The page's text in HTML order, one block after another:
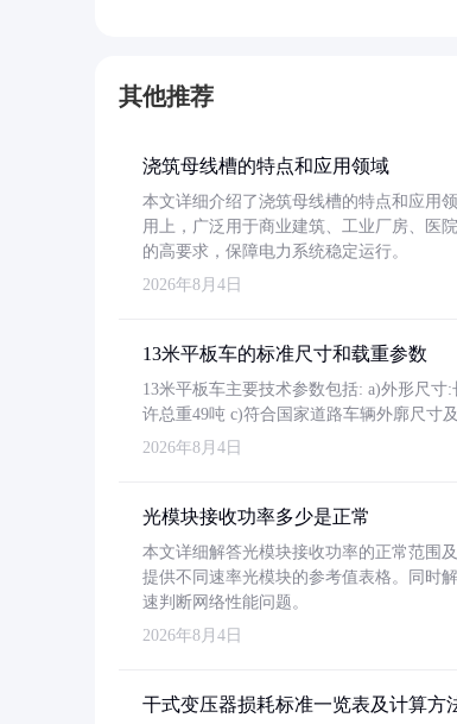
其他推荐
浇筑母线槽的特点和应用领域
本文详细介绍了浇筑母线槽的特点和应用
用上，广泛用于商业建筑、工业厂房、医
的高要求，保障电力系统稳定运行。
2026年8月4日
13米平板车的标准尺寸和载重参数
13米平板车主要技术参数包括: a)外形尺寸
许总重49吨 c)符合国家道路车辆外廓尺寸
2026年8月4日
光模块接收功率多少是正常
本文详细解答光模块接收功率的正常范围
提供不同速率光模块的参考值表格。同时
速判断网络性能问题。
2026年8月4日
干式变压器损耗标准一览表及计算方